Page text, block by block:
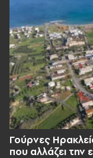
Γούρνες
που αλλάζει την